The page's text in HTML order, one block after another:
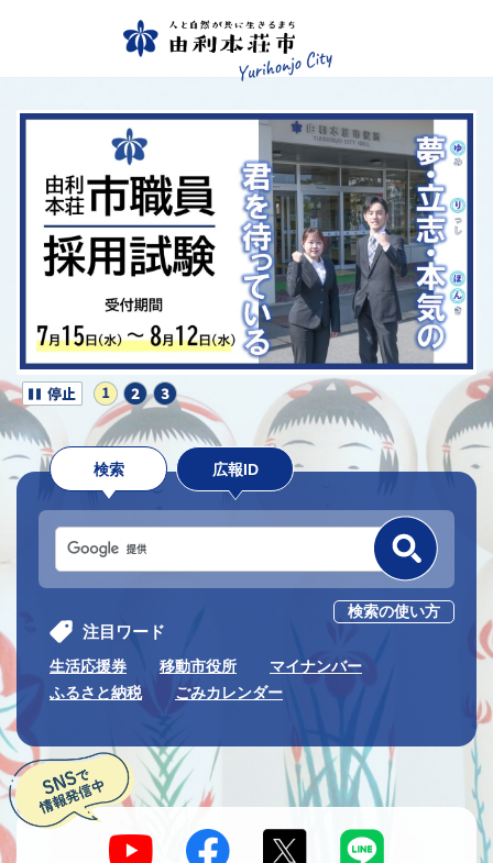
検索 広報ID
検索の使い方
注目ワード
生活応援券 移動市役所
マイナンバー
ふるさと納税
ごみカレンダー